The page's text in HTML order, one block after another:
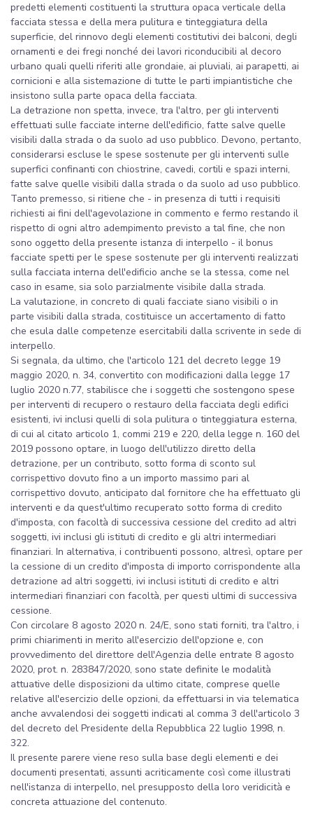
predetti elementi costituenti la struttura opaca verticale della
facciata stessa e della mera pulitura e tinteggiatura della
superficie, del rinnovo degli elementi costitutivi dei balconi, degli
ornamenti e dei fregi nonché dei lavori riconducibili al decoro
urbano quali quelli riferiti alle grondaie, ai pluviali, ai parapetti, ai
cornicioni e alla sistemazione di tutte le parti impiantistiche che
insistono sulla parte opaca della facciata.
La detrazione non spetta, invece, tra l'altro, per gli interventi
effettuati sulle facciate interne dell'edificio, fatte salve quelle
visibili dalla strada o da suolo ad uso pubblico. Devono, pertanto,
considerarsi escluse le spese sostenute per gli interventi sulle
superfici confinanti con chiostrine, cavedi, cortili e spazi interni,
fatte salve quelle visibili dalla strada o da suolo ad uso pubblico.
Tanto premesso, si ritiene che - in presenza di tutti i requisiti
richiesti ai fini dell'agevolazione in commento e fermo restando il
rispetto di ogni altro adempimento previsto a tal fine, che non
sono oggetto della presente istanza di interpello - il bonus
facciate spetti per le spese sostenute per gli interventi realizzati
sulla facciata interna dell'edificio anche se la stessa, come nel
caso in esame, sia solo parzialmente visibile dalla strada.
La valutazione, in concreto di quali facciate siano visibili o in
parte visibili dalla strada, costituisce un accertamento di fatto
che esula dalle competenze esercitabili dalla scrivente in sede di
interpello.
Si segnala, da ultimo, che l'articolo 121 del decreto legge 19
maggio 2020, n. 34, convertito con modificazioni dalla legge 17
luglio 2020 n.77, stabilisce che i soggetti che sostengono spese
per interventi di recupero o restauro della facciata degli edifici
esistenti, ivi inclusi quelli di sola pulitura o tinteggiatura esterna,
di cui al citato articolo 1, commi 219 e 220, della legge n. 160 del
2019 possono optare, in luogo dell'utilizzo diretto della
detrazione, per un contributo, sotto forma di sconto sul
corrispettivo dovuto fino a un importo massimo pari al
corrispettivo dovuto, anticipato dal fornitore che ha effettuato gli
interventi e da quest'ultimo recuperato sotto forma di credito
d'imposta, con facoltà di successiva cessione del credito ad altri
soggetti, ivi inclusi gli istituti di credito e gli altri intermediari
finanziari. In alternativa, i contribuenti possono, altresì, optare per
la cessione di un credito d'imposta di importo corrispondente alla
detrazione ad altri soggetti, ivi inclusi istituti di credito e altri
intermediari finanziari con facoltà, per questi ultimi di successiva
cessione.
Con circolare 8 agosto 2020 n. 24/E, sono stati forniti, tra l'altro, i
primi chiarimenti in merito all'esercizio dell'opzione e, con
provvedimento del direttore dell'Agenzia delle entrate 8 agosto
2020, prot. n. 283847/2020, sono state definite le modalità
attuative delle disposizioni da ultimo citate, comprese quelle
relative all'esercizio delle opzioni, da effettuarsi in via telematica
anche avvalendosi dei soggetti indicati al comma 3 dell'articolo 3
del decreto del Presidente della Repubblica 22 luglio 1998, n.
322.
Il presente parere viene reso sulla base degli elementi e dei
documenti presentati, assunti acriticamente così come illustrati
nell'istanza di interpello, nel presupposto della loro veridicità e
concreta attuazione del contenuto.